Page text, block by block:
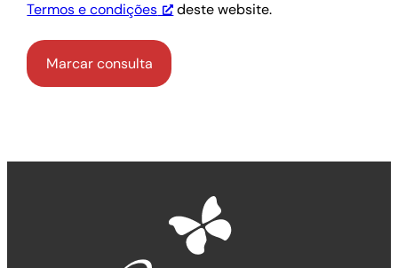
Termos e condições
deste website.